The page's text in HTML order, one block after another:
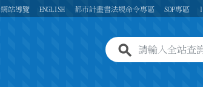
網站導覽 ENGLISH 都市計畫書法規命令專區 SOP專區
全站查詢關鍵